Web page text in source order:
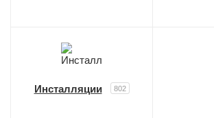
Инсталляции 802